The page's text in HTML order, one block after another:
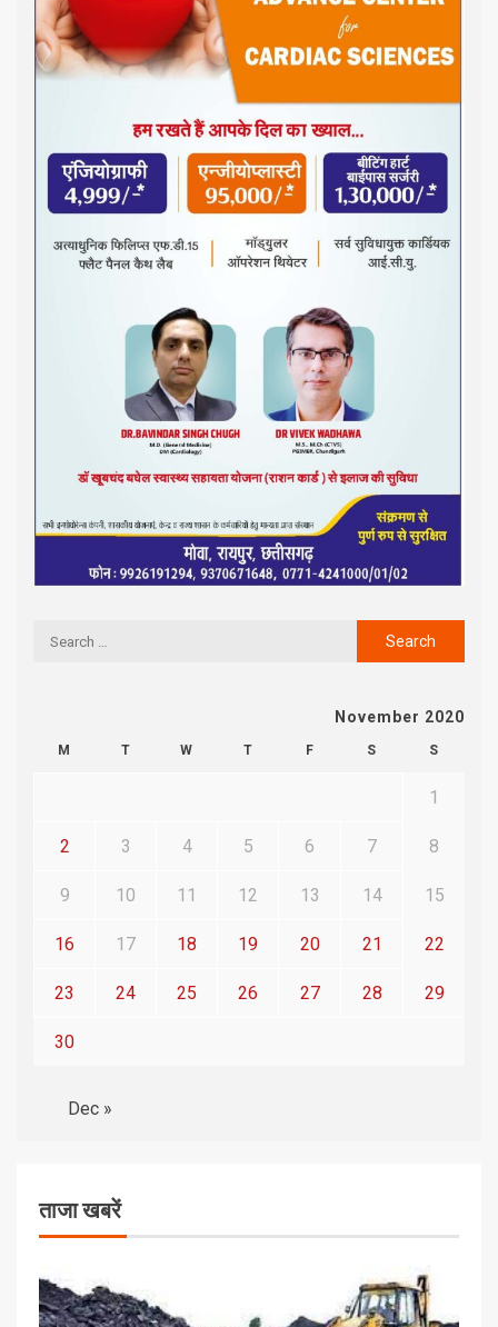
November 2020
M T W T F S S
1
2 3 4 5 6 7 8
9 10 11 12 13 14 15
16 17 18 19 20 21 22
23 24 25 26 27 28 29
30
Dec »
ताजा खबरें